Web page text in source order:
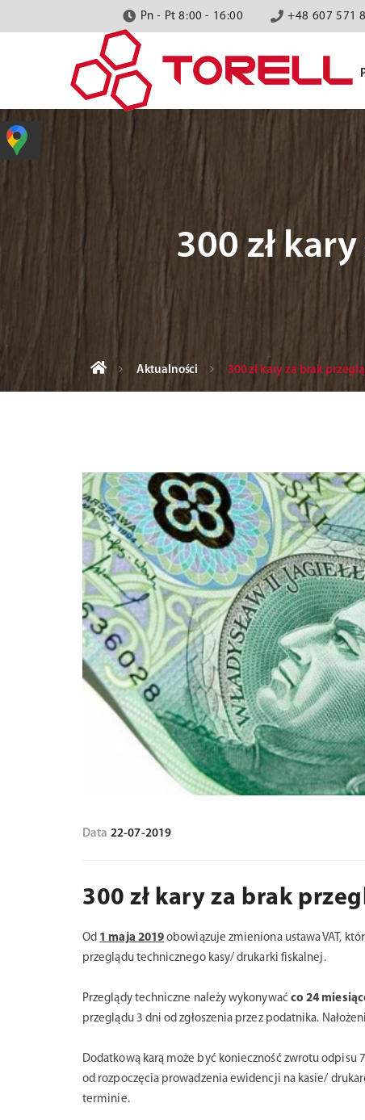
Pn - Pt 8:00 - 16:00 +48 607 571
300 zł
Aktualności 300 zł kary za brak
Data 22-07-2019
300 zł kary za brak
Od 1 maja 2019 obowiązuje zmieniona ustawa VAT,
przeglądu technicznego kasy/ drukarki fiskalnej.
Przeglądy techniczne należy wykonywać co 24
przeglądu 3 dni od zgłoszenia przez podatnika.
Dodatkową karą może być konieczność zwrotu odpisu
od rozpoczęcia prowadzenia ewidencji na kasie/
terminie.